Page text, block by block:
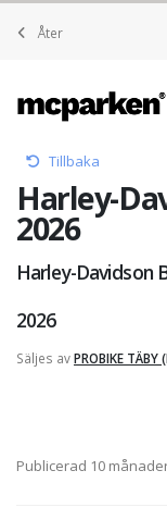
Åter
Tillbaka
Harley-
2026
Harley-Davidson
2026
Säljes avPROBIKE TÄBY
Publicerad 10